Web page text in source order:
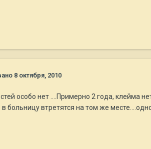
8 октября, 2010
особо нет ....Примерно 2 года, клейма
в больницу втретятся на том же